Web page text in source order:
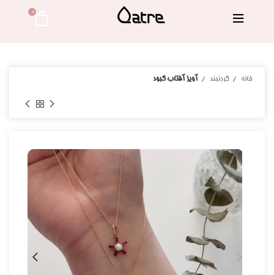
0
خانه گردنبند آویز آفتاب کبود